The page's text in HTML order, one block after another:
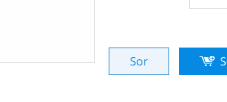
Sor